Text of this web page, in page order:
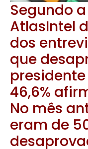
Segundo
AtlasIntel
dos
que
46,6%
No mês
eram de